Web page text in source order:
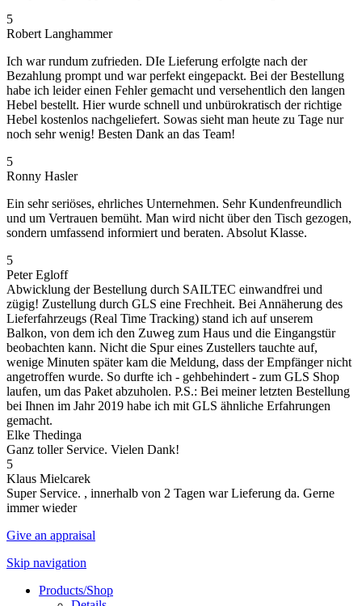
5
Robert Langhammer
Ich war rundum zufrieden. DIe Lieferung erfolgte nach der
Bezahlung prompt und war perfekt eingepackt. Bei der Bestellung
habe ich leider einen Fehler gemacht und versehentlich den langen
Hebel bestellt. Hier wurde schnell und unbürokratisch der richtige
Hebel kostenlos nachgeliefert. Sowas sieht man heute zu Tage nur
noch sehr wenig! Besten Dank an das Team!
5
Ronny Hasler
Ein sehr seriöses, ehrliches Unternehmen. Sehr Kundenfreundlich
und um Vertrauen bemüht. Man wird nicht über den Tisch gezogen,
sondern umfassend informiert und beraten. Absolut Klasse.
5
Peter Egloff
Abwicklung der Bestellung durch SAILTEC einwandfrei und
zügig! Zustellung durch GLS eine Frechheit. Bei Annäherung des
Lieferfahrzeugs (Real Time Tracking) stand ich auf unserem
Balkon, von dem ich den Zuweg zum Haus und die Eingangstür
beobachten kann. Nicht die Spur eines Zustellers tauchte auf,
wenige Minuten später kam die Meldung, dass der Empfänger nicht
angetroffen wurde. So durfte ich - gehbehindert - zum GLS Shop
laufen, um das Paket abzuholen. P.S.: Bei meiner letzten Bestellung
bei Ihnen im Jahr 2019 habe ich mit GLS ähnliche Erfahrungen
gemacht.
Elke Thedinga
Ganz toller Service. Vielen Dank!
5
Klaus Mielcarek
Super Service. , innerhalb von 2 Tagen war Lieferung da. Gerne
immer wieder
Give an appraisal
Skip navigation
Products/Shop